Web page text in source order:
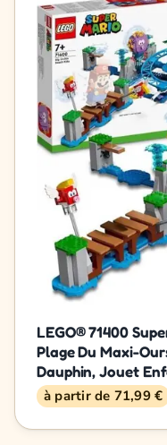
LEGO® 71400
Plage Du Maxi-
Dauphin, Jouet
à partir de 71,99 €